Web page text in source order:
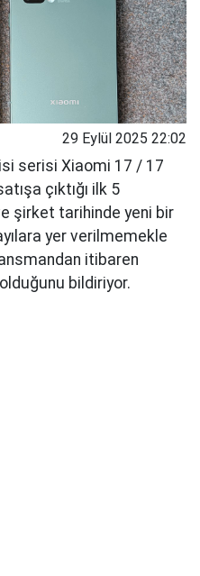
29 Eylül 2025 22:02
serisi Xiaomi 17 / 17
çıktığı ilk 5
şirket tarihinde yeni bir
yer verilmemekle
itibaren
bildiriyor.